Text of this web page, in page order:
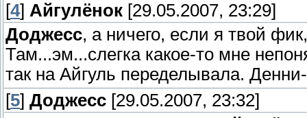
[4] Айгулёнок [29.05.2007, 23:29]
Доджесс, а ничего, если я твой
Там...эм...слегка какое-то мне
так на Айгуль переделывала.
[5] Доджесс [29.05.2007, 23:32]